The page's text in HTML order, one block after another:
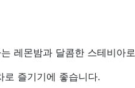
레몬밤과 달콤한 스테비아
로 즐기기에 좋습니다.